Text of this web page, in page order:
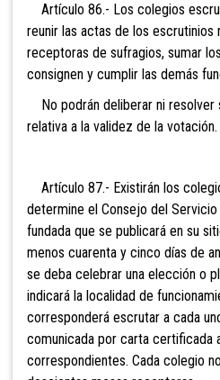
Artículo 86.- Los colegios e
reunir las actas de los escrutinios
receptoras de sufragios, sumar
consignen y cumplir las demás
No podrán deliberar ni resolver
relativa a la validez de la votación.
Artículo 87.- Existirán los col
determine el Consejo del
fundada que se publicará en su
menos cuarenta y cinco días de
se deba celebrar una elección o
indicará la localidad de
corresponderá escrutar a cada
comunicada por carta certificada
correspondientes. Cada colegio